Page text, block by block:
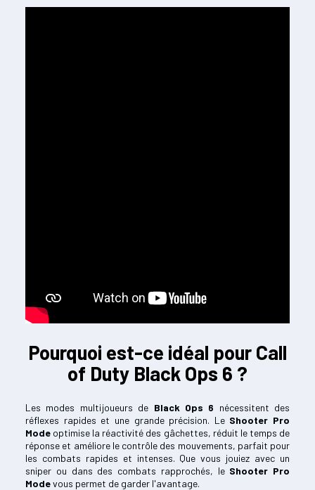
Pourquoi est-ce idéal pour Call
of Duty Black Ops 6 ?
Les modes multijoueurs de Black Ops 6 nécessitent des
réflexes rapides et une grande précision. Le Shooter Pro
Mode optimise la réactivité des gâchettes, réduit le temps de
réponse et améliore le contrôle des mouvements, parfait pour
les combats rapides et intenses. Que vous jouiez avec un
sniper ou dans des combats rapprochés, le Shooter Pro
Modevous permet de garder l'avantage.